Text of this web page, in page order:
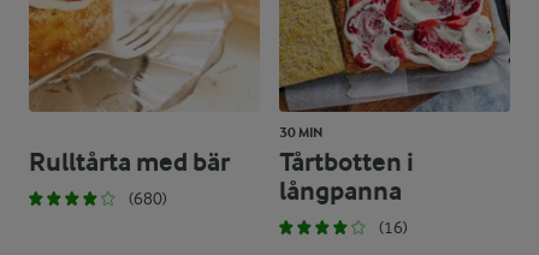
Rulltårta med bär
(680)
30 MIN
Tårtbotten i
långpanna
(16)